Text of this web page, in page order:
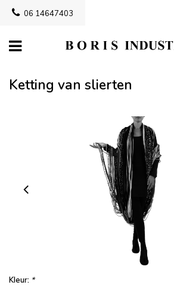
06 14647403
Ketting van slierten
Kleur: *